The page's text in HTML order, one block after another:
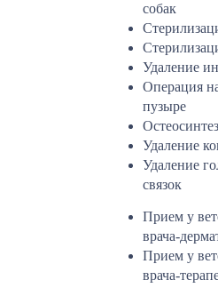
собак
Удаление
Операция
пузыре
Остеосинтез
Удаление
Удаление
связок
Прием у
врача-
Прием у
врача-